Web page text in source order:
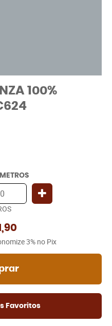
100%
3% no Pix
Favoritos